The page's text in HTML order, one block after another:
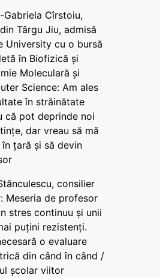
Gabriela Cîrstoiu,
Târgu Jiu, admisă
University cu o bursă
în Biofizică și
Moleculară și
Science: Am ales
în străinătate
că pot deprinde noi
dar vreau să mă
țară și să devin
consilier
Meseria de profesor
stres continuu și unii
puțini rezistenți.
o evaluare
din când în când /
școlar viitor